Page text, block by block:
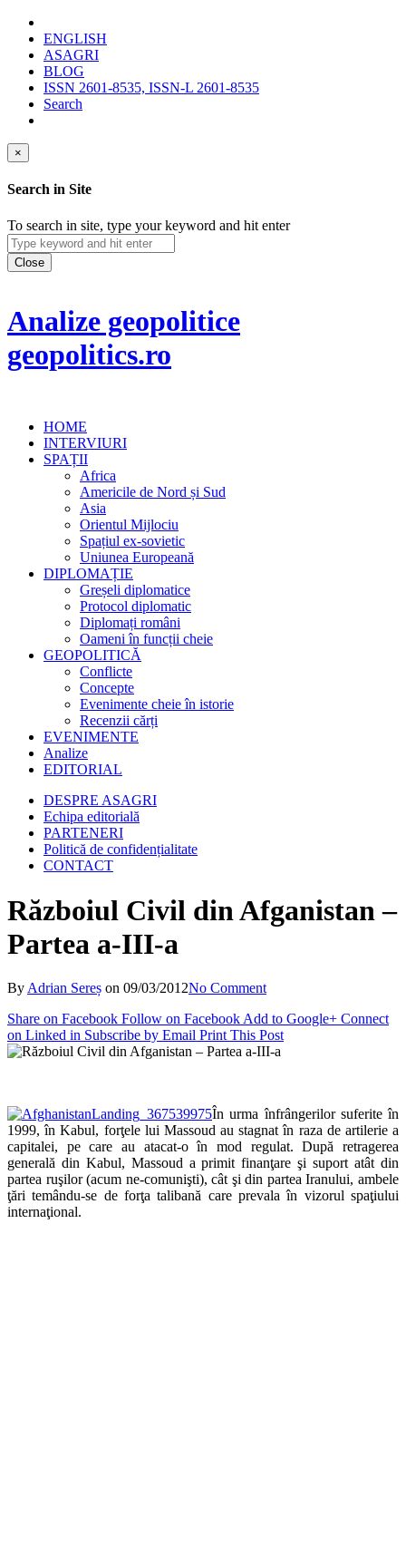
ENGLISH
ASAGRI
BLOG
ISSN 2601-8535, ISSN-L 2601-8535
Search
×
Search in Site
To search in site, type your keyword and hit enter
Close
Analize geopolitice
geopolitics.ro
HOME
INTERVIURI
SPAȚII
Africa
Americile de Nord și Sud
Asia
Orientul Mijlociu
Spațiul ex-sovietic
Uniunea Europeană
DIPLOMAȚIE
Greșeli diplomatice
Protocol diplomatic
Diplomați români
Oameni în funcții cheie
GEOPOLITICĂ
Conflicte
Concepte
Evenimente cheie în istorie
Recenzii cărți
EVENIMENTE
Analize
EDITORIAL
DESPRE ASAGRI
Echipa editorială
PARTENERI
Politică de confidențialitate
CONTACT
Războiul Civil din Afganistan –
Partea a-III-a
By Adrian Sereș on 09/03/2012No Comment
Share on Facebook Follow on Facebook Add to Google+ Connect
on Linked in Subscribe by Email Print This Post
În urma înfrângerilor suferite în
1999, în Kabul, forţele lui Massoud au stagnat în raza de artilerie a
capitalei, pe care au atacat-o în mod regulat. După retragerea
generală din Kabul, Massoud a primit finanţare şi suport atât din
partea ruşilor (acum ne-comunişti), cât şi din partea Iranului, ambele
ţări temându-se de forţa talibană care prevala în vizorul spaţiului
internaţional.